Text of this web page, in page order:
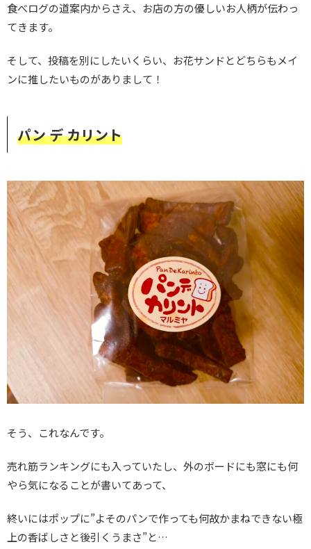
食べログの道案内からさえ、お店の方の優しいお人柄が伝わっ
てきます。
そして、投稿を別にしたいくらい、お花サンドとどちらもメイ
ンに推したいものがありまして！
パン デ カリント
そう、これなんです。
売れ筋ランキングにも入っていたし、外のボードにも窓にも何
やら気になることが書いてあって、
終いにはポップに”よそのパンで作っても何故かまねできない極
上の香ばしさと後引くうまさ”と…